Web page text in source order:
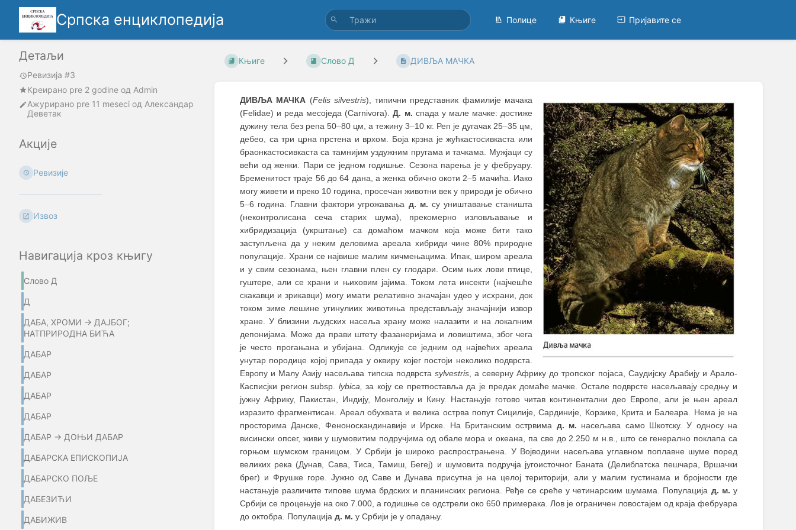
Српска енциклопедија Полице Књиге Пријавите се
Детаљи
Ревизија #3
Креирано pre 2 godine oд Admin
Ажурирано pre 11 meseci од Александар
Деветак
Акције
Ревизије
Извоз
Навигација кроз књигу
Слово Д
Д
ДАБА, ХРОМИ → ДАЈБОГ;
НАТПРИРОДНА БИЋА
ДАБАР
ДАБАР
ДАБАР
ДАБАР
ДАБАР → ДОЊИ ДАБАР
ДАБАРСКА ЕПИСКОПИЈА
ДАБАРСКО ПОЉЕ
ДАБЕЗИЋИ
ДАБИЖИВ
Књиге Слово Д ДИВЉА МАЧКА
ДИВЉА МАЧКА (Felis silvestris), типични представник фамилије мачака
(Felidae) и реда месоједа (Carnivora).Д. м. спада у мале мачке: достиже
дужину тела без репа 50–80 цм, a тежину 3–10 кг. Реп је дугачак 25–35 цм,
дебео, са три црна прстена и врхом. Боја крзна је жућкастосивкаста или
браонкастосивкаста са тамнијим уздужним пругама и тачкама. Мужјаци су
већи од женки. Пари се једном годишње. Сезона парења је у фебруару.
Бременитост траје 56 до 64 дана, а женка обично окоти 2–5 мачића. Иако
могу живети и преко 10 година, просечан животни век у природи је обично
5–6 година. Главни фактори угрожавања д. м. су уништавање станишта
(неконтролисана сеча старих шума), прекомерно изловљавање и
хибридизација (укрштање) са домаћом мачком која може бити тако
заступљена да у неким деловима ареала хибриди чине 80% природне
популације. Храни се највише малим кичмењацима. Ипак, широм ареала
и у свим сезонама, њен главни плен су глодари. Осим њих лови птице,
гуштере, али се храни и њиховим јајима. Током лета инсекти (најчешће
скакавци и зрикавци) могу имати релативно значајан удео у исхрани, док
током зиме лешинe угинулиих животиња представљају значајнији извор
хране. У близини људских насеља храну може налазити и на локалним
депонијама. Може да прави штету фазанеријама и ловиштима, због чега
је често прогањана и убијана. Одликује се једним од највећих ареала
унутар породице којој припада у оквиру којег постоји неколико подврста.
Европу и Малу Азију насељава типска подврста sylvestris, а северну Африку до тропског појаса, Саудијску Арабију и Арало-
Касписјки регион subsp. lybica, за коју се претпоставља да је предак домаће мачке. Остале подврсте насељавају средњу и
јужну Африку, Пакистан, Индију, Монголију и Кину. Настањује готово читав континентални део Европе, али је њен ареал
изразито фрагментисан. Ареал обухвата и велика острва попут Сицилије, Сардиније, Корзике, Крита и Балеара. Нема је на
просторима Данске, Феноноскандинавије и Ирске. На Британским острвима д. м. насељава само Шкотску. У односу на
висински опсег, живи у шумовитим подручјима од обале мора и океана, па све до 2.250 м н.в., што се генерално поклапа са
горњом шумском границом. У Србији је широко распрострањена. У Војводини насељава углавном поплавне шуме поред
великих река (Дунав, Сава, Тиса, Тамиш, Бегеј) и шумовита подручја југоисточног Баната (Делиблатска пешчара, Вршачки
брег) и Фрушке горе. Јужно од Саве и Дунава присутна је на целој територији, али у малим густинама и бројности где
настањује различите типове шума брдских и планинских региона. Ређе се среће у четинарским шумама. Популација д. м. у
Србији се процењује на око 7.000, а годишње се одстрели око 650 примерака. Лов је ограничен ловостајем од краја фебруара
дo октобра. Популација д. м. у Србији је у опадању.